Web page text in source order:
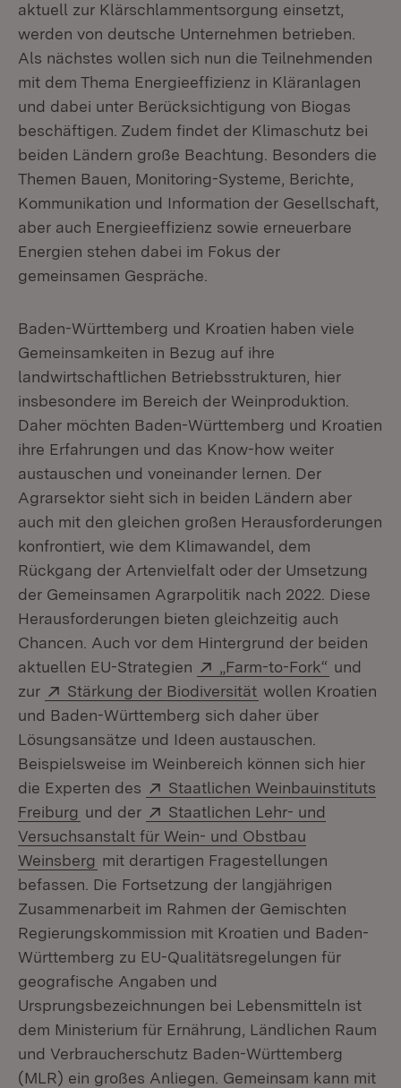
aktuell zur Klärschlammentsorgung einsetzt,
werden von deutsche Unternehmen betrieben.
Als nächstes wollen sich nun die Teilnehmenden
mit dem Thema Energieeffizienz in Kläranlagen
und dabei unter Berücksichtigung von Biogas
beschäftigen. Zudem findet der Klimaschutz bei
beiden Ländern große Beachtung. Besonders die
Themen Bauen, Monitoring-Systeme, Berichte,
Kommunikation und Information der Gesellschaft,
aber auch Energieeffizienz sowie erneuerbare
Energien stehen dabei im Fokus der
gemeinsamen Gespräche.
Baden-Württemberg und Kroatien haben viele
Gemeinsamkeiten in Bezug auf ihre
landwirtschaftlichen Betriebsstrukturen, hier
insbesondere im Bereich der Weinproduktion.
Daher möchten Baden-Württemberg und Kroatien
ihre Erfahrungen und das Know-how weiter
austauschen und voneinander lernen. Der
Agrarsektor sieht sich in beiden Ländern aber
auch mit den gleichen großen Herausforderungen
konfrontiert, wie dem Klimawandel, dem
Rückgang der Artenvielfalt oder der Umsetzung
der Gemeinsamen Agrarpolitik nach 2022. Diese
Herausforderungen bieten gleichzeitig auch
Chancen. Auch vor dem Hintergrund der beiden
aktuellen EU-Strategien
Extern:
„Farm-to-Fork“ (Öffnet
und
zur
Extern:
Stärkung der Biodiversität (Öffnet in neuem
wollen Kroatien
und Baden-Württemberg sich daher über
Lösungsansätze und Ideen austauschen.
Beispielsweise im Weinbereich können sich hier
die Experten des
Extern:
Staatlichen Weinbauinstituts
Freiburg (Öffnet in neuem Fenster)
und der Extern:
Staatlichen Lehr- und
Versuchsanstalt für Wein- und Obstbau
Weinsberg (Öffnet in neuem Fenster)
mit derartigen Fragestellungen
befassen. Die Fortsetzung der langjährigen
Zusammenarbeit im Rahmen der Gemischten
Regierungskommission mit Kroatien und Baden-
Württemberg zu EU-Qualitätsregelungen für
geografische Angaben und
Ursprungsbezeichnungen bei Lebensmitteln ist
dem Ministerium für Ernährung, Ländlichen Raum
und Verbraucherschutz Baden-Württemberg
(MLR) ein großes Anliegen. Gemeinsam kann mit